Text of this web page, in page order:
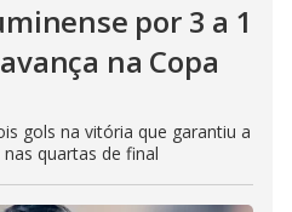
por 3 a 1
na Copa
gols na vitória que garantiu a
quartas de final